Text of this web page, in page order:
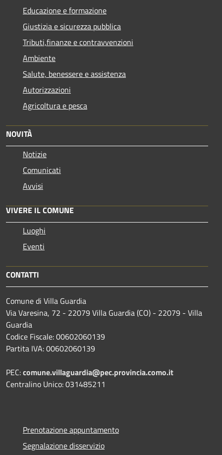
Educazione e formazione
Giustizia e sicurezza pubblica
Tributi,finanze e contravvenzioni
Ambiente
Salute, benessere e assistenza
Autorizzazioni
Agricoltura e pesca
NOVITÀ
Notizie
Comunicati
Avvisi
VIVERE IL COMUNE
Luoghi
Eventi
CONTATTI
Comune di Villa Guardia
Via Varesina, 72 - 22079 Villa Guardia (CO) - 22079 - Villa
Guardia
Codice Fiscale: 00602060139
Partita IVA: 00602060139
PEC:comune.villaguardia@pec.provincia.como.it
Centralino Unico: 031485211
Prenotazione appuntamento
Segnalazione disservizio